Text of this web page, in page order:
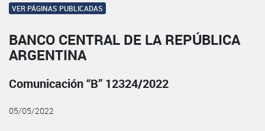
VER PÁGINAS PUBLICADAS
BANCO CENTRAL DE LA REPÚBLICA
ARGENTINA
Comunicación “B” 12324/2022
05/05/2022